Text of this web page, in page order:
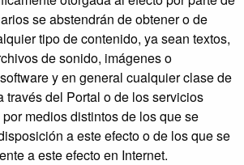
se abstendrán de obtener o de
tipo de contenido, ya sean textos,
de sonido, imágenes o
y en general cualquier clase de
través del Portal o de los servicios
medios distintos de los que se
a este efecto o de los que se
a este efecto en Internet.